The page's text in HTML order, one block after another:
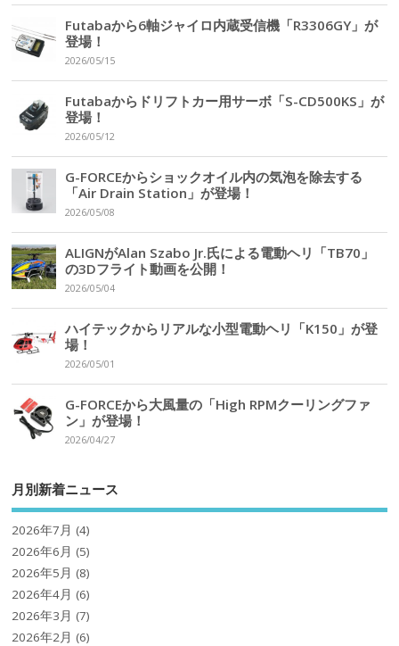
Futabaから6軸ジャイロ内蔵受信機「R3306GY」が
登場！
2026/05/15
Futabaからドリフトカー用サーボ「S-CD500KS」が
登場！
2026/05/12
G-FORCEからショックオイル内の気泡を除去する
「Air Drain Station」が登場！
2026/05/08
ALIGNがAlan Szabo Jr.氏による電動ヘリ「TB70」
の3Dフライト動画を公開！
2026/05/04
ハイテックからリアルな小型電動ヘリ「K150」が登
場！
2026/05/01
G-FORCEから大風量の「High RPMクーリングファ
ン」が登場！
2026/04/27
月別新着ニュース
2026年7月 (4)
2026年6月 (5)
2026年5月 (8)
2026年4月 (6)
2026年3月 (7)
2026年2月 (6)